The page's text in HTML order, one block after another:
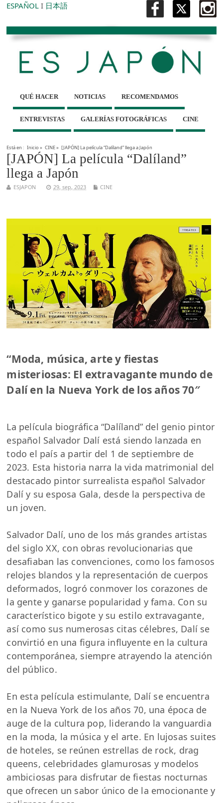
ESPAÑOL I 日本語
QUÉ HACER NOTICIAS RECOMENDAMOS
ENTREVISTAS GALERÍAS FOTOGRÁFICAS CINE
Está en : Inicio» CINE» [JAPÓN] La película “Dalíland” llega a Japón
[JAPÓN] La película “Dalíland”
llega a Japón
ESJAPON 29, sep, 2023 CINE
“Moda, música, arte y fiestas
misteriosas: El extravagante mundo de
Dalí en la Nueva York de los años 70″
La película biográfica “Dalíland” del genio pintor
español Salvador Dalí está siendo lanzada en
todo el país a partir del 1 de septiembre de
2023. Esta historia narra la vida matrimonial del
destacado pintor surrealista español Salvador
Dalí y su esposa Gala, desde la perspectiva de
un joven.
Salvador Dalí, uno de los más grandes artistas
del siglo XX, con obras revolucionarias que
desafiaban las convenciones, como los famosos
relojes blandos y la representación de cuerpos
deformados, logró conmover los corazones de
la gente y ganarse popularidad y fama. Con su
característico bigote y su estilo extravagante,
así como sus numerosas citas célebres, Dalí se
convirtió en una figura influyente en la cultura
contemporánea, siempre atrayendo la atención
del público.
En esta película estimulante, Dalí se encuentra
en la Nueva York de los años 70, una época de
auge de la cultura pop, liderando la vanguardia
en la moda, la música y el arte. En lujosas suites
de hoteles, se reúnen estrellas de rock, drag
queens, celebridades glamurosas y modelos
ambiciosas para disfrutar de fiestas nocturnas
que ofrecen un sabor único de la emocionante y